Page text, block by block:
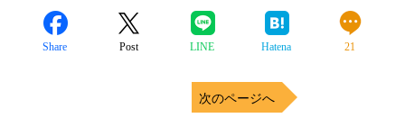
Share Post LINE Hatena 21
次のページへ